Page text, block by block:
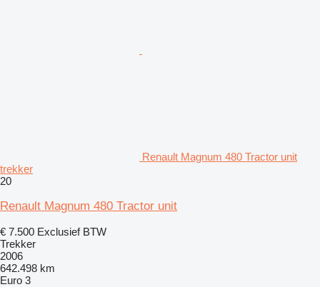
Renault Magnum 480 Tractor unit
trekker
20
Renault Magnum 480 Tractor unit
€ 7.500 Exclusief BTW
Trekker
2006
642.498 km
Euro 3